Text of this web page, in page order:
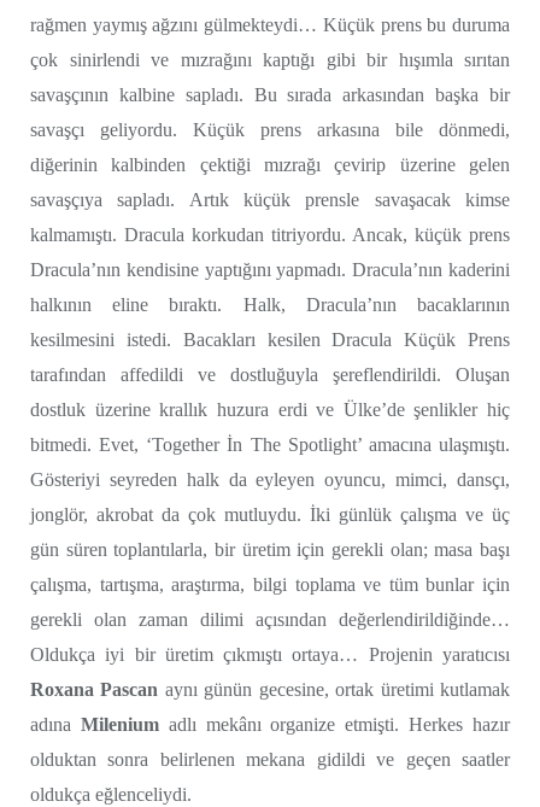
rağmen yaymış ağzını gülmekteydi… Küçük prens bu duruma
çok sinirlendi ve mızrağını kaptığı gibi bir hışımla sırıtan
savaşçının kalbine sapladı. Bu sırada arkasından başka bir
savaşçı geliyordu. Küçük prens arkasına bile dönmedi,
diğerinin kalbinden çektiği mızrağı çevirip üzerine gelen
savaşçıya sapladı. Artık küçük prensle savaşacak kimse
kalmamıştı. Dracula korkudan titriyordu. Ancak, küçük prens
Dracula’nın kendisine yaptığını yapmadı. Dracula’nın kaderini
halkının eline bıraktı. Halk, Dracula’nın bacaklarının
kesilmesini istedi. Bacakları kesilen Dracula Küçük Prens
tarafından affedildi ve dostluğuyla şereflendirildi. Oluşan
dostluk üzerine krallık huzura erdi ve Ülke’de şenlikler hiç
bitmedi. Evet, ‘Together İn The Spotlight’ amacına ulaşmıştı.
Gösteriyi seyreden halk da eyleyen oyuncu, mimci, dansçı,
jonglör, akrobat da çok mutluydu. İki günlük çalışma ve üç
gün süren toplantılarla, bir üretim için gerekli olan; masa başı
çalışma, tartışma, araştırma, bilgi toplama ve tüm bunlar için
gerekli olan zaman dilimi açısından değerlendirildiğinde…
Oldukça iyi bir üretim çıkmıştı ortaya… Projenin yaratıcısı
Roxana Pascan aynı günün gecesine, ortak üretimi kutlamak
adına Mileniumadlı mekânı organize etmişti. Herkes hazır
olduktan sonra belirlenen mekana gidildi ve geçen saatler
oldukça eğlenceliydi.